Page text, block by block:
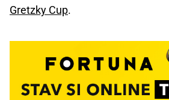
Gretzky Cup.